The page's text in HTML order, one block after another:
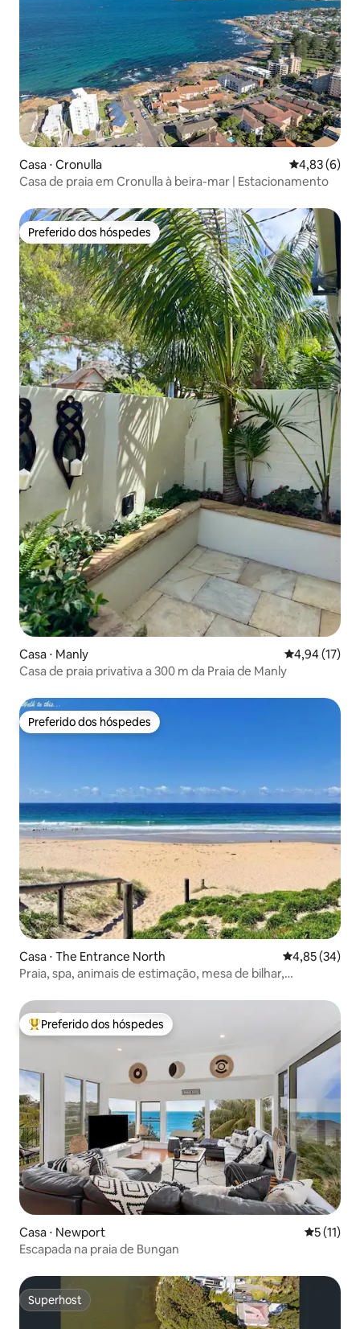
Casa ⋅ Cronulla 4,83 de uma
4,83 (6)
Casa de praia em Cronulla à beira-mar | Estacionamento
Preferido dos hóspedes
Preferido dos hóspedes
Casa ⋅ Manly 4,94 de uma
4,94 (17)
Casa de praia privativa a 300 m da Praia de Manly
Preferido dos hóspedes
Preferido dos hóspedes
Casa ⋅ The Entrance North 4,85 de uma
4,85 (34)
Praia, spa, animais de estimação, mesa de bilhar,
Entre os melhores preferidos dos hóspedes
Preferido dos hóspedes
Casa ⋅ Newport 5 de uma
5 (11)
Escapada na praia de Bungan
Superhost
Superhost